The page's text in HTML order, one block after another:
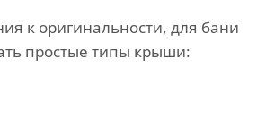
к оригинальности, для бани
простые типы крыши: